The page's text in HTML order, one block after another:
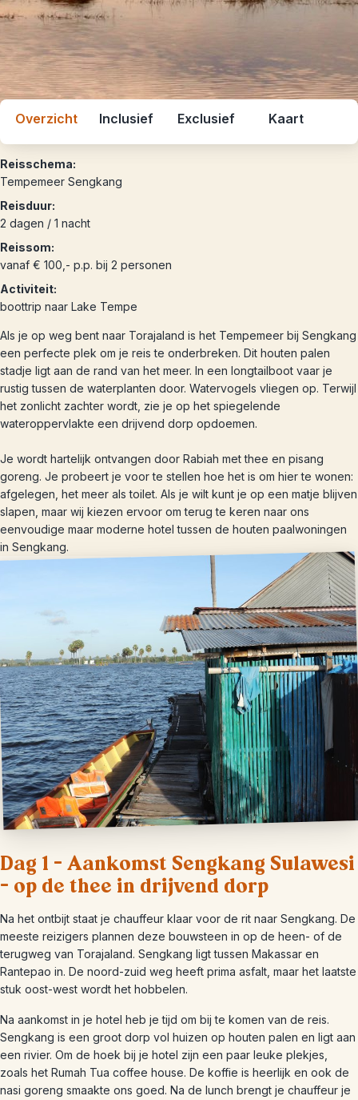
Overzicht Inclusief Exclusief Kaart
Reisschema:
Tempemeer Sengkang
Reisduur:
2 dagen / 1 nacht
Reissom:
vanaf € 100,- p.p. bij 2 personen
Activiteit:
boottrip naar Lake Tempe
Als je op weg bent naar Torajaland is het Tempemeer bij Sengkang
een perfecte plek om je reis te onderbreken. Dit houten palen
stadje ligt aan de rand van het meer. In een longtailboot vaar je
rustig tussen de waterplanten door. Watervogels vliegen op. Terwijl
het zonlicht zachter wordt, zie je op het spiegelende
wateroppervlakte een drijvend dorp opdoemen.
Je wordt hartelijk ontvangen door Rabiah met thee en pisang
goreng. Je probeert je voor te stellen hoe het is om hier te wonen:
afgelegen, het meer als toilet. Als je wilt kunt je op een matje blijven
slapen, maar wij kiezen ervoor om terug te keren naar ons
eenvoudige maar moderne hotel tussen de houten paalwoningen
in Sengkang.
Dag 1 – Aankomst Sengkang Sulawesi
– op de thee in drijvend dorp
Na het ontbijt staat je chauffeur klaar voor de rit naar Sengkang. De
meeste reizigers plannen deze bouwsteen in op de heen- of de
terugweg van Torajaland. Sengkang ligt tussen Makassar en
Rantepao in. De noord-zuid weg heeft prima asfalt, maar het laatste
stuk oost-west wordt het hobbelen.
Na aankomst in je hotel heb je tijd om bij te komen van de reis.
Sengkang is een groot dorp vol huizen op houten palen en ligt aan
een rivier. Om de hoek bij je hotel zijn een paar leuke plekjes,
zoals het Rumah Tua coffee house. De koffie is heerlijk en ook de
nasi goreng smaakte ons goed. Na de lunch brengt je chauffeur je